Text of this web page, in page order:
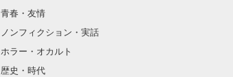
青春・友情
ノンフィクション・実話
ホラー・オカルト
歴史・時代